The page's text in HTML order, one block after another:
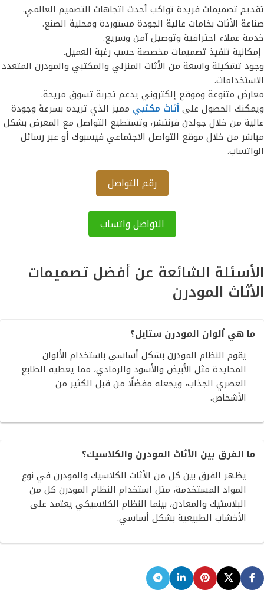
تقديم تصميمات فريدة تواكب أحدث اتجاهات التصميم العالمي.
صناعة الأثاث بخامات عالية الجودة مستوردة ومحلية الصنع.
خدمة عملاء احترافية وتوصيل آمن وسريع.
إمكانية تنفيذ تصميمات مخصصة حسب رغبة العميل.
وجود تشكيلة واسعة من الأثاث المنزلي والمكتبي والمودرن المتعدد
الاستخدامات.
معارض متنوعة وموقع إلكتروني يدعم تجربة تسوق مريحة.
ويمكنك الحصول علىأثاث مكتبي مميز الذي تريده بسرعة وجودة
عالية من خلال جولدن فرنتشر، وتستطيع التواصل مع المعرض بشكل
مباشر من خلال موقع التواصل الاجتماعي فيسبوك أو عبر رسائل
الواتساب.
رقم التواصل
التواصل واتساب
الأسئلة الشائعة عن أفضل تصميمات
الأثاث المودرن
ما هي ألوان المودرن ستايل؟
يقوم النظام المودرن بشكل أساسي باستخدام الألوان
المحايدة مثل الأبيض والأسود والرمادي، مما يعطيه الطابع
العصري الجذاب، ويجعله مفضلًا من قبل الكثير من
الأشخاص.
ما الفرق بين الأثاث المودرن والكلاسيك؟
يظهر الفرق بين كل من الأثاث الكلاسيك والمودرن في نوع
المواد المستخدمة، مثل استخدام النظام المودرن كل من
البلاستيك والمعادن، بينما النظام الكلاسيكي يعتمد على
الأخشاب الطبيعية بشكل أساسي.